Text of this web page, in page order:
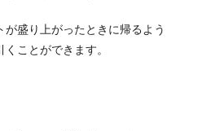
盛り上がったときに帰るよう
ことができます。